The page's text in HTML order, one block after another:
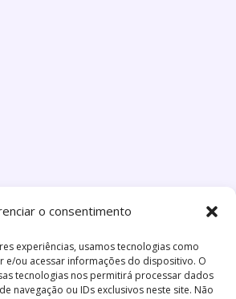
o consentimento
experiências, usamos tecnologias como
e/ou acessar informações do dispositivo. O
tecnologias nos permitirá processar dados
navegação ou IDs exclusivos neste site. Não